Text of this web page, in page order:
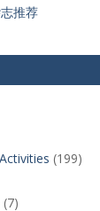
推荐
(199)
(7)